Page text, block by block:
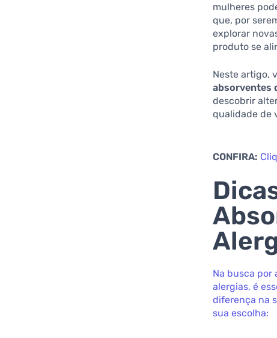
mulheres
que, por
explorar
produto se
Neste artigo,
absorventes
descobrir
qualidade de
CONFIRA:
Na busca por
alergias, é
diferença na
sua escolha: